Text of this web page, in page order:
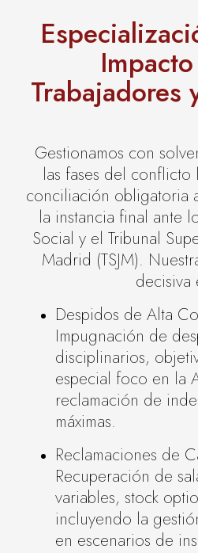
Trabajadores
Gestionamos con
las fases del
conciliación obligatoria
la instancia final ante
Social y el Tribunal
Madrid (TSJM).
decisiva
Despidos de Alta
Impugnación de
disciplinarios,
especial foco en la
reclamación de
máximas.
Reclamaciones de
Recuperación de
variables, stock
incluyendo la
en escenarios de